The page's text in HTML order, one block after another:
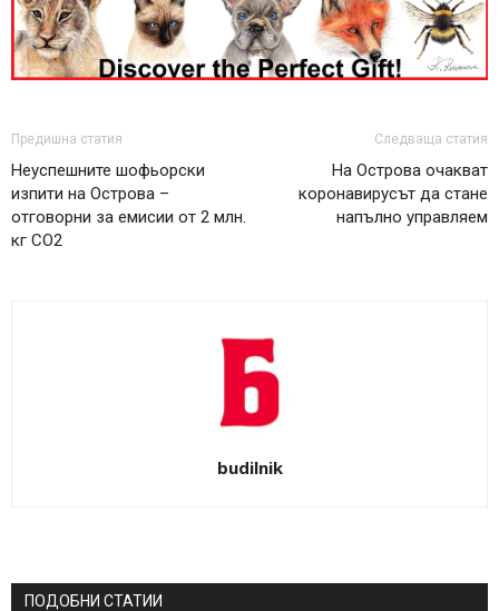
Предишна статия
Неуспешните шофьорски
изпити на Острова –
отговорни за емисии от 2 млн.
кг СО2
Следваща статия
На Острова очакват
коронавирусът да стане
напълно управляем
budilnik
ПОДОБНИ СТАТИИ